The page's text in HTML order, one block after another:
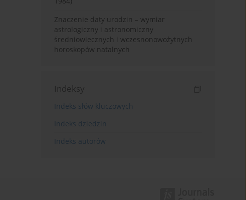
Znaczenie daty urodzin – wymiar
astrologiczny i astronomiczny
średniowiecznych i wczesnonowożytnych
horoskopów natalnych
Indeksy
Indeks słów kluczowych
Indeks dziedzin
Indeks autorów